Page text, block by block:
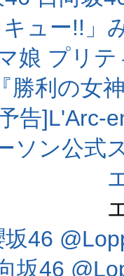
ュー!!」
娘 プリ
勝利の女
告]L'Arc-
ソン公式
坂46
坂46